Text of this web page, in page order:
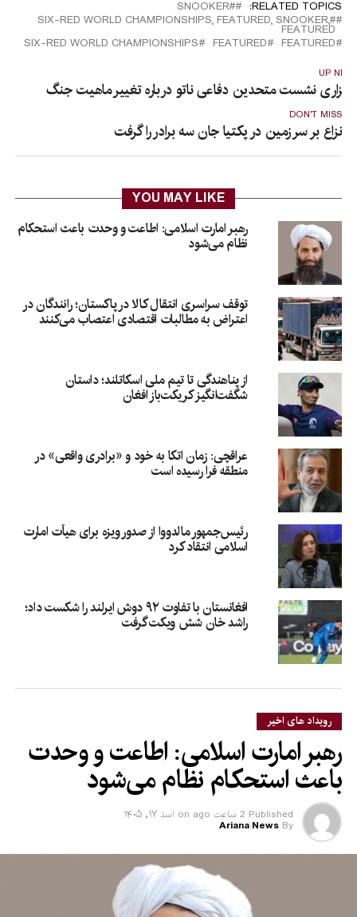
RELATED TOPICS:
#SNOOKER
#SNOOKER٬ FEATURED٬ SIX-RED WORLD CHAMPIONSHIPS٬
FEATURED
FEATURED
FEATURED
SIX-RED WORLD CHAMPIONSHIPS
UP
نشست متحدین دفاعی ناتو درباره تغییر ماهیت جنگ
DON'T MISS
نزاع بر سر زمین در پکتیا جان سه برادر را گرفت
YOU MAY LIKE
رهبر امارت اسلامی: اطاعت و وحدت باعث استحکام
نظام می‌شود
توقف سراسری انتقال کالا در پاکستان؛ رانندگان در
اعتراض به مطالبات اقتصادی اعتصاب می‌کنند
از پناهندگی تا تیم ملی اسکاتلند؛ داستان
شگفت‌انگیز کریکت‌باز افغان
عراقچی: زمان اتکا به خود و «برادری واقعی» در
منطقه فرا رسیده است
رئیس‌جمهور مالدووا از صدور ویزه برای هیأت امارت
اسلامی انتقاد کرد
افغانستان با تفاوت ۹۲ دوش ایرلند را شکست داد؛
راشد خان شش ویکت گرفت
رویداد های اخیر
رهبر امارت اسلامی: اطاعت و وحدت
باعث استحکام نظام می‌شود
Published 2 ساعت ago on اسد ۱۷, ۱۴۰۵
By
Ariana News